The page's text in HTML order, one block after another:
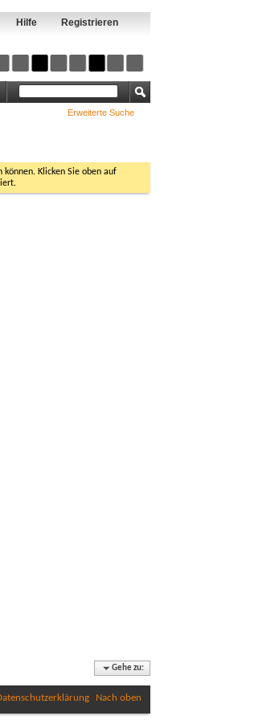
Registrieren
Hilfe
Erweiterte Suche
können. Klicken Sie oben auf
Gehe zu:
Nach oben